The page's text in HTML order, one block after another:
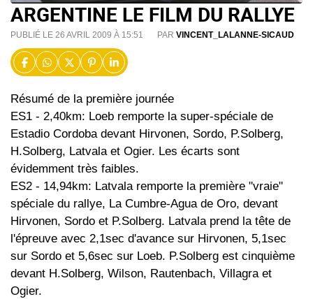
ARGENTINE LE FILM DU RALLYE
PUBLIÉ LE 26 AVRIL 2009 À 15:51 PAR VINCENT_LALANNE-SICAUD
Résumé de la première journée
ES1 - 2,40km: Loeb remporte la super-spéciale de
Estadio Cordoba devant Hirvonen, Sordo, P.Solberg,
H.Solberg, Latvala et Ogier. Les écarts sont
évidemment très faibles.
ES2 - 14,94km: Latvala remporte la première "vraie"
spéciale du rallye, La Cumbre-Agua de Oro, devant
Hirvonen, Sordo et P.Solberg. Latvala prend la tête de
l'épreuve avec 2,1sec d'avance sur Hirvonen, 5,1sec
sur Sordo et 5,6sec sur Loeb. P.Solberg est cinquième
devant H.Solberg, Wilson, Rautenbach, Villagra et
Ogier.